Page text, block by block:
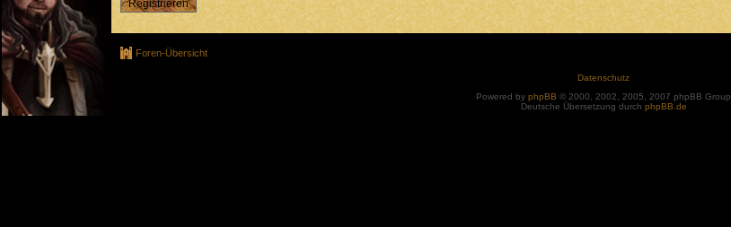
Registrieren
Foren-Übersicht
Datenschutz
Powered by phpBB © 2000, 2002, 2005, 2007 phpBB Group
Deutsche Übersetzung durch phpBB.de